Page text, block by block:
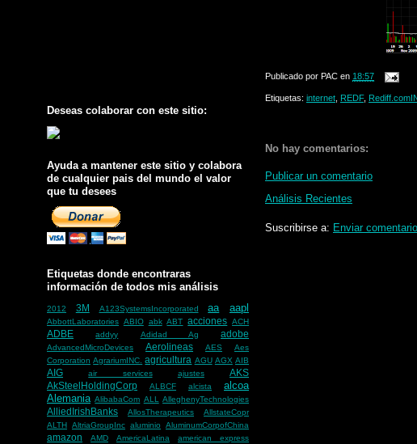
Deseas colaborar con este sitio:
Ayuda a mantener este sitio y colabora
de cualquier pais del mundo el valor
que tu desees
Etiquetas donde encontraras
información de todos mis análisis
2012 3M A123SystemsIncorporated aa aapl
AbbottLaboratories ABIO abk ABT acciones ACH
ADBE addyy Adidad Ag adobe
AdvancedMicroDevices Aerolineas AES
Aes
Corporation AgrariumINC. agricultura AGU AGX AIB
AIG air services ajustes
AKS
AkSteelHoldingCorp
ALBCF alcista
alcoa
Alemania AlibabaCom ALL AlleghenyTechnologies
AlliedIrishBanks AllosTherapeutics
AllstateCopr
ALTH
AltriaGroupInc aluminio AluminumCorpofChina
amazon AMD AmericaLatina american express
Publicado por PAC en 18:57
Etiquetas: internet, REDF,
No hay comentarios:
Publicar un comentario
Análisis Recientes
Suscribirse a: Enviar